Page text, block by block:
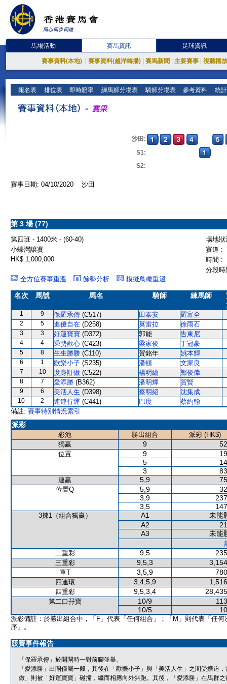
馬場活動 賽馬資訊 足球資訊
賽事資料(本地) 賽事資料(越洋轉播) 賽馬新聞 主要賽事 視聽播
報名表 排位表 即時賠率 練馬師分場表 騎師分場表 參考資料 統
沙田:
S1:
S2:
賽事日期: 04/10/2020 沙田
第 3 場 (77)
第四班 - 1400米 - (60-40)
場地
小蠔灣讓賽
賽道 :
HK$ 1,000,000
時間 :
分段
全方位賽事重溫
餘勢分析 模擬鳥瞰重溫
名次 馬號 馬名 騎師 練馬師
1 9 保羅承傳 (C517) 田泰安 羅富全
2 5 進優自在 (D258) 莫雷拉 徐雨石
3 3 好運寶寶 (D372) 郭能 告東尼
4 4 乘勢歡心 (C423) 梁家俊 丁冠豪
5 8 生生勝勝 (C110) 賀銘年 姚本輝
6 1 歡樂小子 (S235) 潘頓 文家良
7 10 度身訂做 (C522) 楊明綸 鄭俊偉
8 7 愛添勝 (B362) 潘明輝 賀賢
9 6 美活人生 (D398) 蔡明紹 沈集成
10 2 連連行運 (C441) 巴度
蔡約翰
備註: 賽事特別情況索引
派彩
彩池 勝出組合
派彩 (HK$)
獨贏
9
位置 9
5
3
連贏 5,9
位置Q 5,9
3,9
3,5
3揀1（組合獨贏） A1
未能
A2
A3
未能
二重彩
9,5
三重彩 9,5,3
單T 3,5,9
四連環 3,4,5,9
四重彩 9,5,3,4
第二口孖寶 10/9
10/5
派彩備註：於勝出組合中，「F」代表「任何組合」；「M」則代表「任何
序」。
競賽事件報告
「保羅承傳」於開閘時一對前腳並舉。
「愛添勝」出閘僅屬一般，其後在「歡樂小子」與「美活人生」之間受擠迫
做」則被「好運寶寶」碰撞，繼而相應向外斜跑。其後，「愛添勝」在馬群